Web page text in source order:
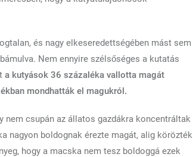
és nagy elkeseredettségében mást sem
Nem ennyire szélsőséges a kutatás
a kutyások 36 százaléka vallotta magát
mondhatták el magukról.
csupán az állatos gazdákra koncentráltak
nagyon boldognak érezte magát, alig körözték
hogy a macska nem tesz boldoggá ezek